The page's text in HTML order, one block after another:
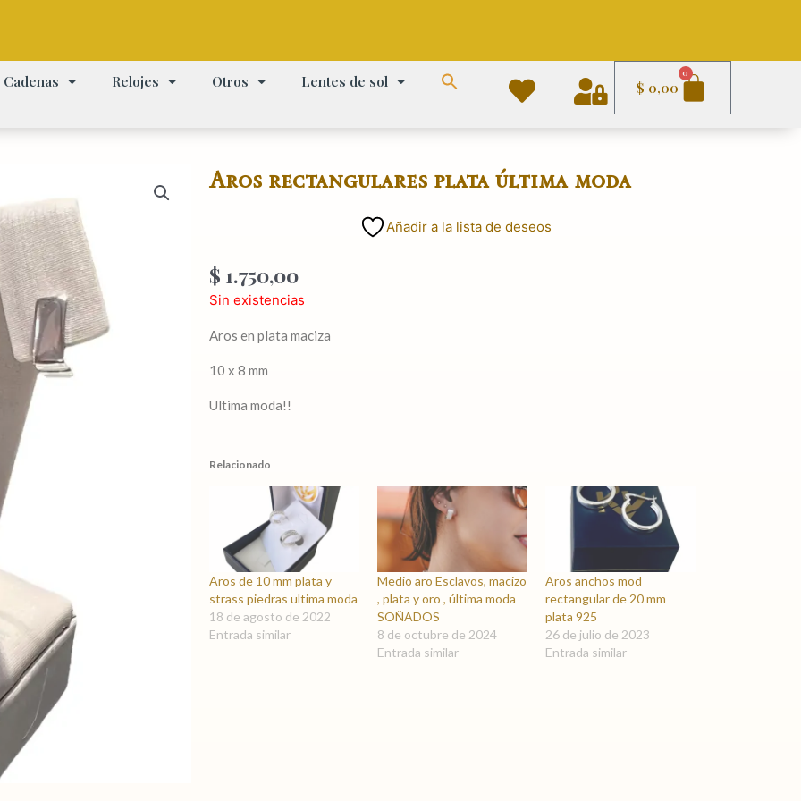
Cadenas Relojes Otros Lentes de sol $ 0,00
0
Carrito
Aros rectangulares plata última moda
Añadir a la lista de deseos
$ 1.750,00
Sin existencias
Aros en plata maciza
10 x 8 mm
Ultima moda!!
Relacionado
Aros de 10 mm plata y
strass piedras ultima moda
18 de agosto de 2022
Entrada similar
Medio aro Esclavos, macizo
, plata y oro , última moda
SOÑADOS
8 de octubre de 2024
Entrada similar
Aros anchos mod
rectangular de 20 mm
plata 925
26 de julio de 2023
Entrada similar